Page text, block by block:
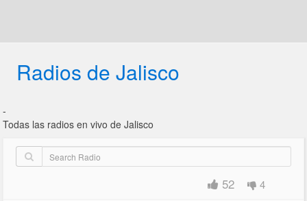
Radios de Jalisco
-
Todas las radios en vivo de Jalisco
52 4